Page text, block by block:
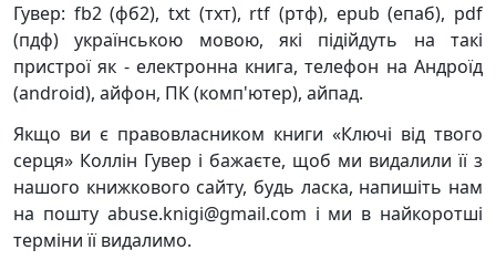
Гувер: fb2 (фб2), txt (тхт), rtf (ртф), epub (епаб), pdf
(пдф) українською мовою, які підійдуть на такі
пристрої як - електронна книга, телефон на Андроїд
(android), айфон, ПК (комп'ютер), айпад.
Якщо ви є правовласником книги «Ключі від твого
серця» Коллін Гувер і бажаєте, щоб ми видалили її з
нашого книжкового сайту, будь ласка, напишіть нам
на пошту abuse.knigi@gmail.com і ми в найкоротші
терміни її видалимо.